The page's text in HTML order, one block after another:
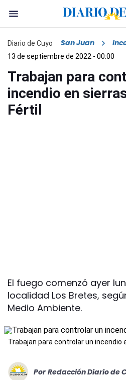
Diario de Cuyo San Juan
13 de septiembre de 2022 - 00:00
Trabajan para
incendio en
Fértil
El fuego comenzó ayer
localidad Los Bretes,
Medio Ambiente.
Trabajan para controlar un incendio
Por Redacción Diario de